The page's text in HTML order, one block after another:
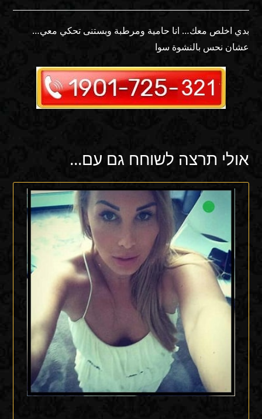
بدي اخلص معك… انا حامية ومرطبة وبستنى تحكي معي…
عشان نحس بالنشوة سوا
אולי תרצה לשוחח גם עם...